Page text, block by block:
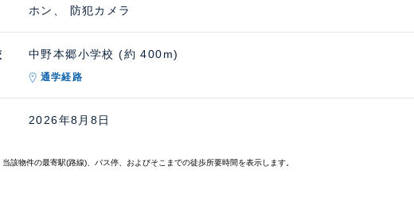
ホン、 防犯カメラ
中野本郷小学校 (約 400m)
通学経路
2026年8月8日
該物件の最寄駅(路線)、バス停、およびそこまでの徒歩所要時間を表示します。